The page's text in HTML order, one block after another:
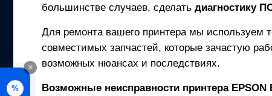
×
%
большинстве случаев, сделатьдиагностику
Для ремонта вашего принтера мы используем
совместимых запчастей, которые зачастую
возможных нюансах и последствиях.
Возможные неисправности принтера EPSON